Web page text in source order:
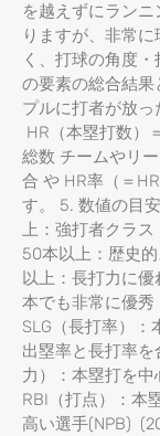
を越えずにラン
りますが、非常
く、打球の角度
の要素の総合結
プルに打者が放っ
HR（本塁打数）
総数 チームやリ
合 や HR率（＝
す。 5. 数値の目
上：強打者クラ
50本以上：歴史
以上：長打力に
本でも非常に優秀
SLG（長打率）：
出塁率と長打率
力）：本塁打を
RBI（打点）：本
高い選手(NPB)